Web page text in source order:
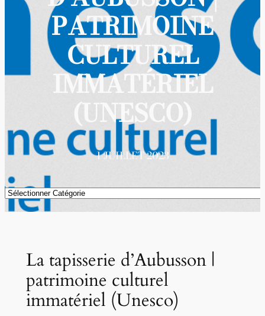
PATRIMOINE
CULTUREL
IMMATÉRIEL
(UNESCO)
1 JUILLET 2023
Catégories
La tapisserie d’Aubusson |
patrimoine culturel
immatériel (Unesco)